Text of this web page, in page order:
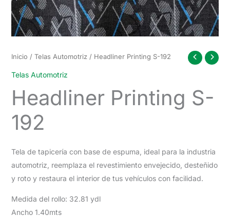
Inicio / Telas Automotriz/ Headliner Printing S-192
Telas Automotriz
Headliner Printing S-
192
Tela de tapicería con base de espuma, ideal para la industria
automotriz, reemplaza el revestimiento envejecido, desteñido
y roto y restaura el interior de tus vehículos con facilidad.
Medida del rollo: 32.81 ydl
Ancho 1.40mts